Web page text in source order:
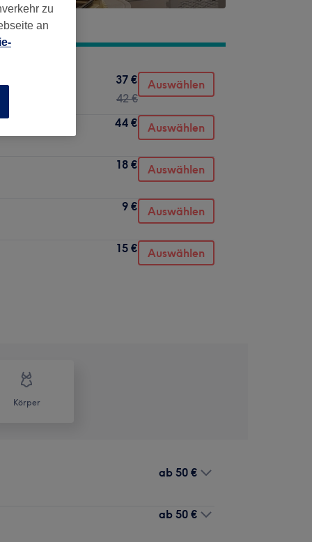
37 €
42 €
Auswählen
44 € Auswählen
18 € Auswählen
9 € Auswählen
15 € Auswählen
Körper
ab 50 €
ab 50 €
zu
an